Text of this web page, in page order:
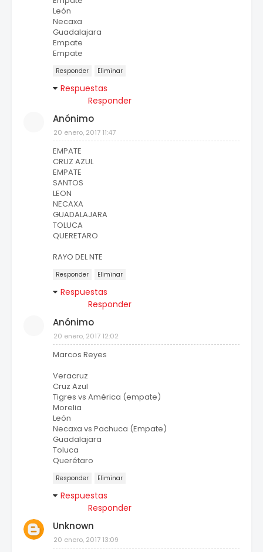
León
Necaxa
Guadalajara
Empate
Empate
Responder Eliminar
Respuestas
Responder
Anónimo
20 enero, 2017 11:47
EMPATE
CRUZ AZUL
EMPATE
SANTOS
LEON
NECAXA
GUADALAJARA
TOLUCA
QUERETARO
RAYO DEL NTE
Responder Eliminar
Respuestas
Responder
Anónimo
20 enero, 2017 12:02
Marcos Reyes
Veracruz
Cruz Azul
Tigres vs América (empate)
Morelia
León
Necaxa vs Pachuca (Empate)
Guadalajara
Toluca
Querétaro
Responder Eliminar
Respuestas
Responder
Unknown
20 enero, 2017 13:09